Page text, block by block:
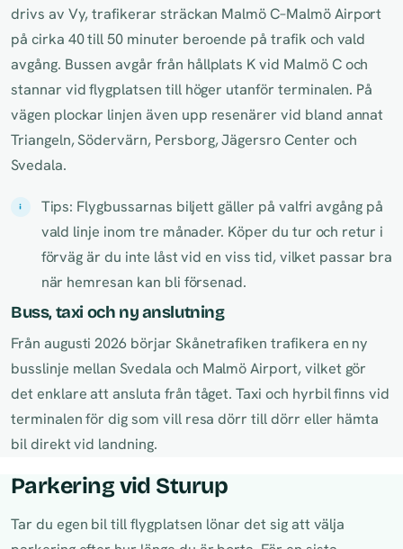
drivs av Vy, trafikerar sträckan Malmö C–Malmö Airport
på cirka 40 till 50 minuter beroende på trafik och vald
avgång. Bussen avgår från hållplats K vid Malmö C och
stannar vid flygplatsen till höger utanför terminalen. På
vägen plockar linjen även upp resenärer vid bland annat
Triangeln, Södervärn, Persborg, Jägersro Center och
Svedala.
Tips: Flygbussarnas biljett gäller på valfri avgång på
vald linje inom tre månader. Köper du tur och retur i
förväg är du inte låst vid en viss tid, vilket passar bra
när hemresan kan bli försenad.
Buss, taxi och ny anslutning
Från augusti 2026 börjar Skånetrafiken trafikera en ny
busslinje mellan Svedala och Malmö Airport, vilket gör
det enklare att ansluta från tåget. Taxi och hyrbil finns vid
terminalen för dig som vill resa dörr till dörr eller hämta
bil direkt vid landning.
Parkering vid Sturup
Tar du egen bil till flygplatsen lönar det sig att välja